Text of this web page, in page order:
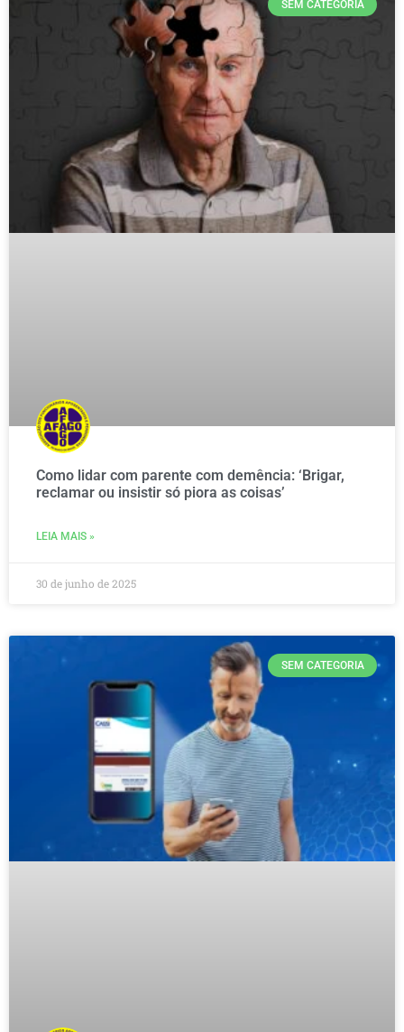
SEM CATEGORIA
Como lidar com parente com demência: ‘Brigar,
reclamar ou insistir só piora as coisas’
LEIA MAIS »
30 de junho de 2025
SEM CATEGORIA